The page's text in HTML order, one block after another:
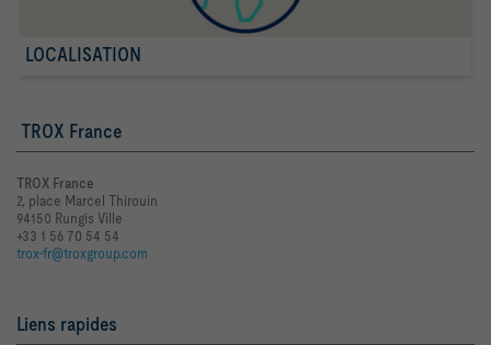
LOCALISATION
TROX France
TROX France
2, place Marcel Thirouin
94150 Rungis Ville
+33 1 56 70 54 54
trox-fr@troxgroup.com
Liens rapides